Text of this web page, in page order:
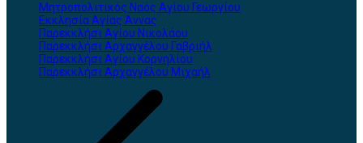
Μητροπολιτικός Ναός Αγίου Γεωργίου
Εκκλησία Αγίας Άννας
Παρεκκλήσι Αγίου Νικολάου
Παρεκκλήσι Αρχαγγέλου Γαβριήλ
Παρεκκλήσι Αγίου Κορνηλίου
Παρεκκλήσι Αρχαγγέλου Μιχαήλ